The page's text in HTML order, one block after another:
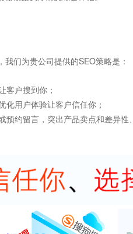
们为贵公司提供的SEO策略是：
客户搜到你；
用户体验让客户信任你；
约留言，突出产品卖点和差异